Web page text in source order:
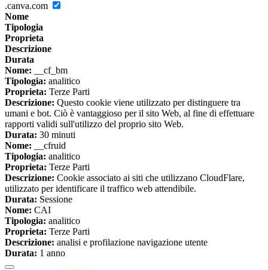
.canva.com
Nome
Tipologia
Proprieta
Descrizione
Durata
Nome: __cf_bm
Tipologia: analitico
Proprieta: Terze Parti
Descrizione: Questo cookie viene utilizzato per distinguere tra
umani e bot. Ciò è vantaggioso per il sito Web, al fine di effettuare
rapporti validi sull'utilizzo del proprio sito Web.
Durata: 30 minuti
Nome: __cfruid
Tipologia: analitico
Proprieta: Terze Parti
Descrizione: Cookie associato ai siti che utilizzano CloudFlare,
utilizzato per identificare il traffico web attendibile.
Durata: Sessione
Nome: CAI
Tipologia: analitico
Proprieta: Terze Parti
Descrizione: analisi e profilazione navigazione utente
Durata: 1 anno